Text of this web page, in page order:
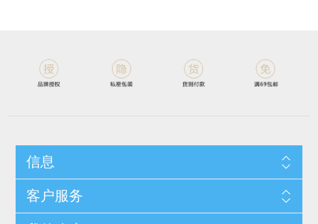
信息
客户服务